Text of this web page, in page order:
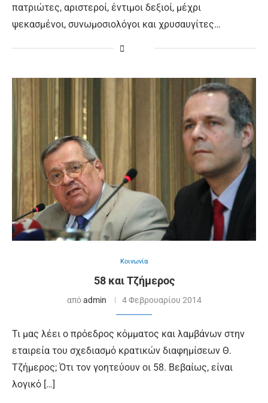
πατριώτες, αριστεροί, έντιμοι δεξιοί, μέχρι
ψεκασμένοι, συνωμοσιολόγοι και χρυσαυγίτες…
Κοινωνία
58 και Τζήμερος
απόadmin 4 Φεβρουαρίου 2014
Τι μας λέει ο πρόεδρος κόμματος και λαμβάνων στην
εταιρεία του σχεδιασμό κρατικών διαφημίσεων Θ.
Τζήμερος; Ότι τον γοητεύουν οι 58. Βεβαίως, είναι
λογικό […]